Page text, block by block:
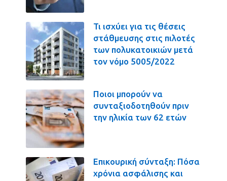
Τι ισχύει για τις θέσεις
στάθμευσης στις πιλοτές
των πολυκατοικιών μετά
τον νόμο 5005/2022
Ποιοι μπορούν να
συνταξιοδοτηθούν πριν
την ηλικία των 62 ετών
Επικουρική σύνταξη: Πόσα
χρόνια ασφάλισης και